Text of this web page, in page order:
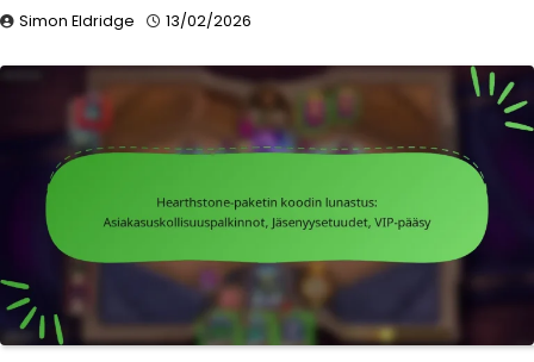
Simon Eldridge 13/02/2026